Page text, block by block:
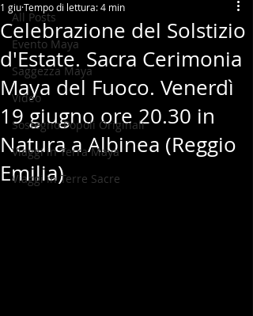
All Posts
Evento Maya
Saggezza Maya
Video
Sostegno Popoli Originali
Viaggi in Terra Maya
Viaggi in Terre Sacre
Celebrazione del Solstizio
d'Estate. Sacra Cerimonia
Maya del Fuoco. Venerdì
19 giugno ore 20.30 in
Natura a Albinea (Reggio
Emilia)
1 giuTempo di lettura: 4 min